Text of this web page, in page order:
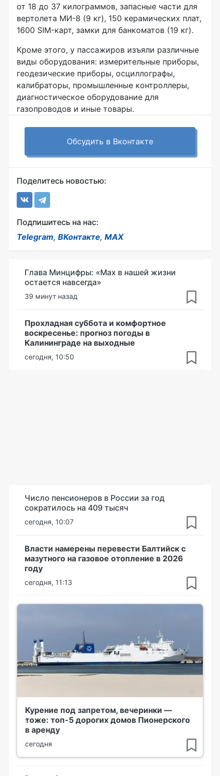
от 18 до 37 килограммов, запасные части для
вертолета МИ-8 (9 кг), 150 керамических плат,
1600 SIM-карт, замки для банкоматов (19 кг).
Кроме этого, у пассажиров изъяли различные
виды оборудования: измерительные приборы,
геодезические приборы, осциллографы,
калибраторы, промышленные контроллеры,
диагностическое оборудование для
газопроводов и иные товары.
Обсудить в Вконтакте
Поделитесь новостью:
Подпишитесь на нас:
Telegram, ВКонтакте, MAX
Глава Минцифры: «Мах в нашей жизни
остается навсегда»
39 минут назад
Прохладная суббота и комфортное
воскресенье: прогноз погоды в
Калининграде на выходные
сегодня, 10:50
Число пенсионеров в России за год
сократилось на 409 тысяч
сегодня, 10:07
Власти намерены перевести Балтийск с
мазутного на газовое отопление в 2026
году
сегодня, 11:13
Курение под запретом, вечеринки —
тоже: топ-5 дорогих домов Пионерского
в аренду
сегодня